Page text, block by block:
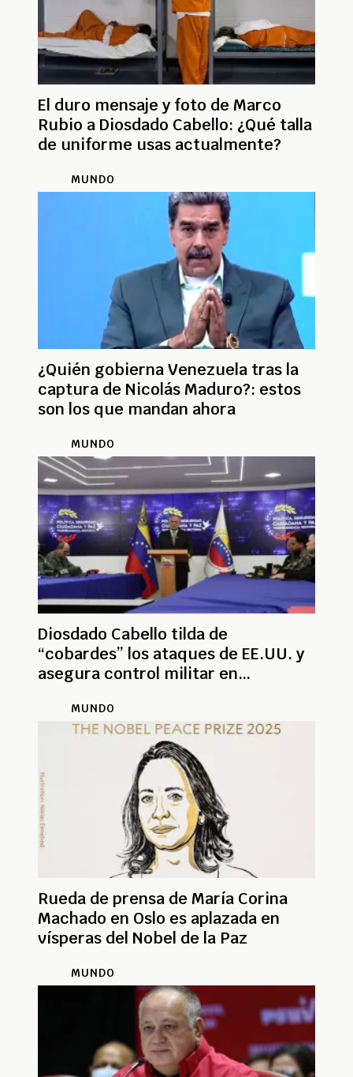
El duro mensaje y foto de Marco
Rubio a Diosdado Cabello: ¿Qué talla
de uniforme usas actualmente?
MUNDO
¿Quién gobierna Venezuela tras la
captura de Nicolás Maduro?: estos
son los que mandan ahora
MUNDO
Diosdado Cabello tilda de
“cobardes” los ataques de EE.UU. y
asegura control militar en
MUNDO
Rueda de prensa de María Corina
Machado en Oslo es aplazada en
vísperas del Nobel de la Paz
MUNDO